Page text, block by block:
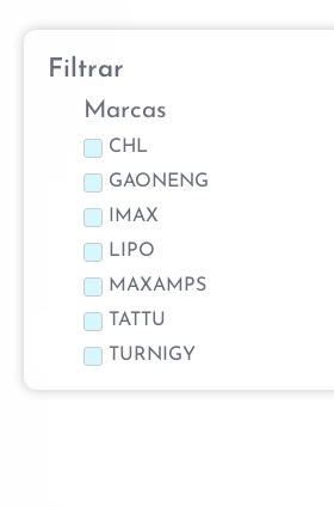
Filtrar
Marcas
CHL
GAONENG
IMAX
LIPO
MAXAMPS
TATTU
TURNIGY